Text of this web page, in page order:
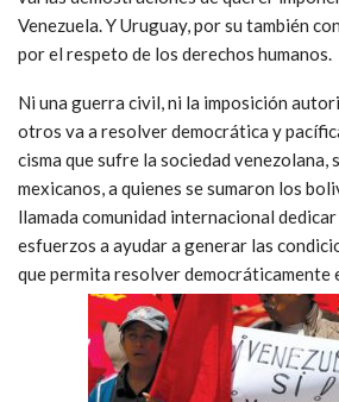
Venezuela. Y Uruguay, por su también
por el respeto de los derechos humanos.
Ni una guerra civil, ni la imposición
otros va a resolver democrática y
cisma que sufre la sociedad venezolana,
mexicanos, a quienes se sumaron los
llamada comunidad internacional
esfuerzos a ayudar a generar las
que permita resolver democráticamente